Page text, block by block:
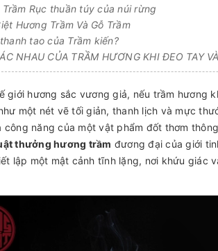
Rục thuần túy của núi rừng
Hương Trầm Và Gỗ Trầm
tao của Trầm kiến?
NHAU CỦA TRẦM HƯƠNG KHI ĐEO TAY
giới hương sắc vương giả, nếu trầm hương
một nét vẽ tối giản, thanh lịch và mực
công năng của một vật phẩm đốt thơm
thưởng hương trầm đương đại của giới
lập một mật cảnh tĩnh lặng, nơi khứu giác